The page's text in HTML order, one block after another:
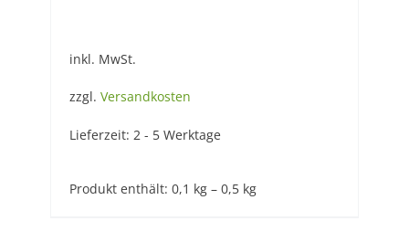
inkl. MwSt.
zzgl. Versandkosten
Lieferzeit: 2 - 5 Werktage
Produkt enthält: 0,1 kg – 0,5 kg